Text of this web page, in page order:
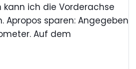
ich die Vorderachse
sparen: Angegeben
Auf dem